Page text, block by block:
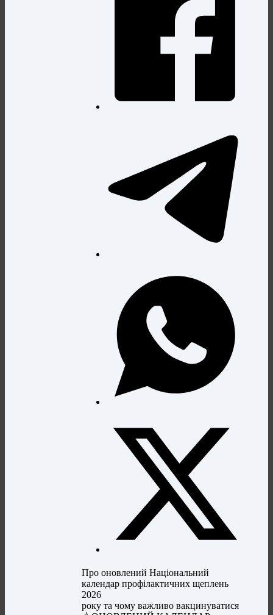
Про оновлений Національний
календар профілактичних щеплень
2026
року та чому важливо вакцинуватися